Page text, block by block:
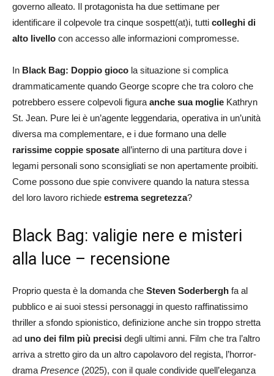
governo alleato. Il protagonista ha due settimane per
identificare il colpevole tra cinque sospett(at)i, tutti colleghi di
alto livello con accesso alle informazioni compromesse.
In Black Bag: Doppio gioco la situazione si complica
drammaticamente quando George scopre che tra coloro che
potrebbero essere colpevoli figura anche sua moglie Kathryn
St. Jean. Pure lei è un’agente leggendaria, operativa in un’unità
diversa ma complementare, e i due formano una delle
rarissime coppie sposate all’interno di una partitura dove i
legami personali sono sconsigliati se non apertamente proibiti.
Come possono due spie convivere quando la natura stessa
del loro lavoro richiede estrema segretezza?
Black Bag: valigie nere e misteri
alla luce – recensione
Proprio questa è la domanda che Steven Soderbergh fa al
pubblico e ai suoi stessi personaggi in questo raffinatissimo
thriller a sfondo spionistico, definizione anche sin troppo stretta
ad uno dei film più precisi degli ultimi anni. Film che tra l’altro
arriva a stretto giro da un altro capolavoro del regista, l’horror-
drama Presence (2025), con il quale condivide quell’eleganza